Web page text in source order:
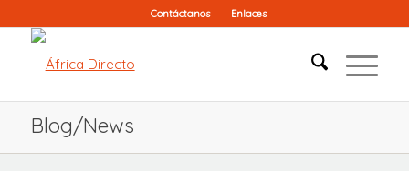
Contáctanos Enlaces
Blog/News